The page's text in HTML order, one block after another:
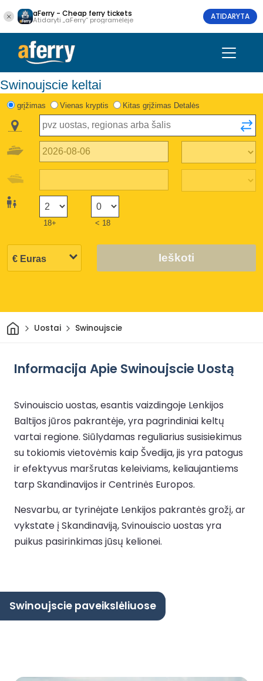
aFerry - Cheap ferry tickets
Atidaryti „aFerry“ programėlėje ATIDARYTA
Swinoujscie keltai
grįžimas Vienas kryptis Kitas grįžimas Detalės
18+ < 18
Ieškoti
Pradžia
Uostai Swinoujscie
Informacija Apie Swinoujscie Uostą
Svinouiscio uostas, esantis vaizdingoje Lenkijos
Baltijos jūros pakrantėje, yra pagrindiniai keltų
vartai regione. Siūlydamas reguliarius susisiekimus
su tokiomis vietovėmis kaip Švedija, jis yra patogus
ir efektyvus maršrutas keleiviams, keliaujantiems
tarp Skandinavijos ir Centrinės Europos.
Nesvarbu, ar tyrinėjate Lenkijos pakrantės grožį, ar
vykstate į Skandinaviją, Svinouiscio uostas yra
puikus pasirinkimas jūsų kelionei.
Swinoujscie paveikslėliuose